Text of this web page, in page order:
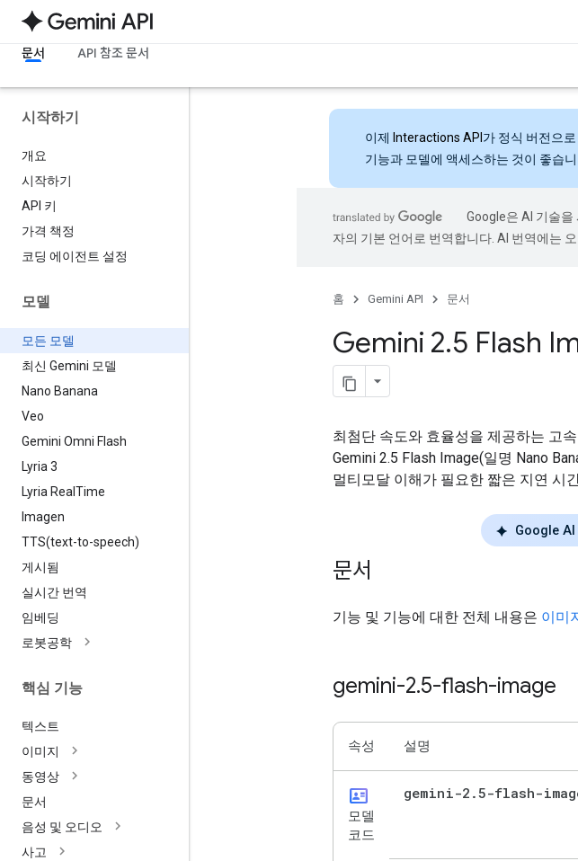
문서 API 참조 문서
시작하기
개요
시작하기
API 키
가격 책정
코딩 에이전트 설정
모델
모든 모델
최신 Gemini 모델
Nano Banana
Veo
Gemini Omni Flash
Lyria 3
Lyria Real Time
Imagen
TTS(text-to-speech)
게시됨
실시간 번역
임베딩
로봇공학
핵심 기능
텍스트
이미지
동영상
문서
음성 및 오디오
사고
이제 Interactions API 가 정식 버전으
기능과 모델에 액세스하는 것이 좋습니
Google은 AI 기술
자의 기본 언어로 번역합니다. AI 번역에는
홈 Gemini API 문서
Gemini 2.5 Flash
최첨단 속도와 효율성을 제공하는 고
Gemini 2.5 Flash Image(일명 Nano
멀티모달 이해가 필요한 짧은 지연 시
Google AI
문서
기능 및 기능에 대한 전체 내용은 이미
gemini-2.5-flash-image
속성 설명
id_card
모델
코드
gemini-2 .5-flash-